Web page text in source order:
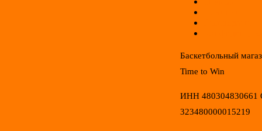
Баскетбольный
Time to Win
ИНН 480304830661
323480000015219